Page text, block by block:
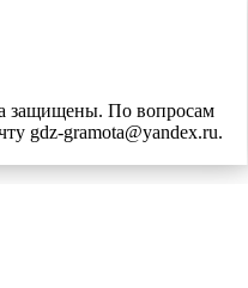
защищены. По вопросам
gdz-gramota@yandex.ru.